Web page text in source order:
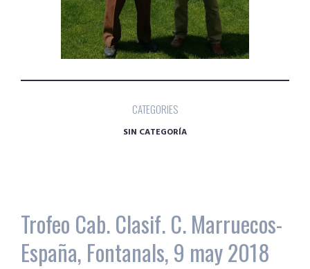
CATEGORIES
SIN CATEGORÍA
Trofeo Cab. Clasif. C. Marruecos-
España, Fontanals, 9 may 2018